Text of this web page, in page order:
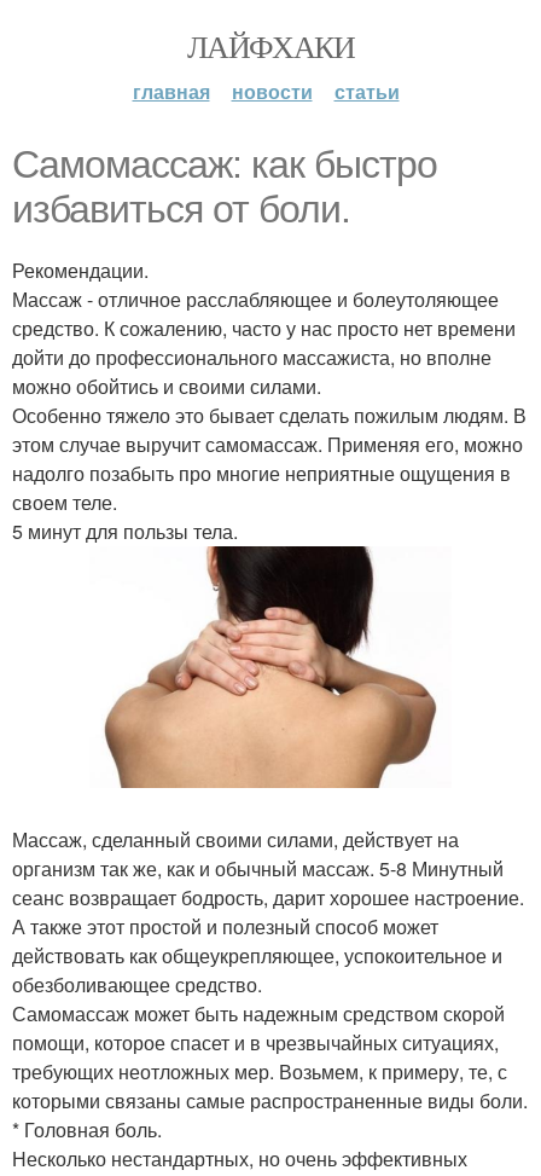
ЛАЙФХАКИ
главная новости статьи
Самомассаж: как быстро
избавиться от боли.
Рекомендации.
Массаж - отличное расслабляющее и болеутоляющее
средство. К сожалению, часто у нас просто нет времени
дойти до профессионального массажиста, но вполне
можно обойтись и своими силами.
Особенно тяжело это бывает сделать пожилым людям. В
этом случае выручит самомассаж. Применяя его, можно
надолго позабыть про многие неприятные ощущения в
своем теле.
5 минут для пользы тела.
Массаж, сделанный своими силами, действует на
организм так же, как и обычный массаж. 5-8 Минутный
сеанс возвращает бодрость, дарит хорошее настроение.
А также этот простой и полезный способ может
действовать как общеукрепляющее, успокоительное и
обезболивающее средство.
Самомассаж может быть надежным средством скорой
помощи, которое спасет и в чрезвычайных ситуациях,
требующих неотложных мер. Возьмем, к примеру, те, с
которыми связаны самые распространенные виды боли.
* Головная боль.
Несколько нестандартных, но очень эффективных